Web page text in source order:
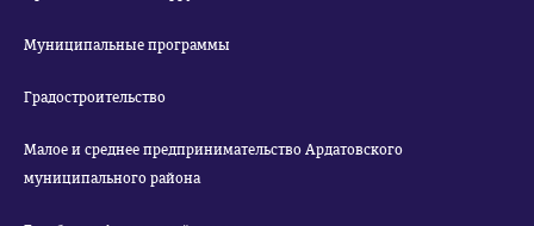
Муниципальные программы
Градостроительство
Малое и среднее предпринимательство Ардатовского
муниципального района